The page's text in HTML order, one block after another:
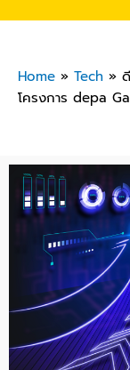
Home » Tech »
โครงการ depa